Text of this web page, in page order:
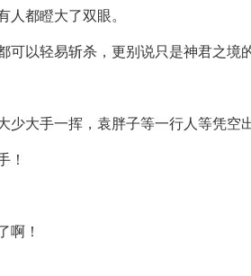
人都瞪大了双眼。
可以轻易斩杀，更别说只是神君之境
少大手一挥，袁胖子等一行人等凭空
！
啊！